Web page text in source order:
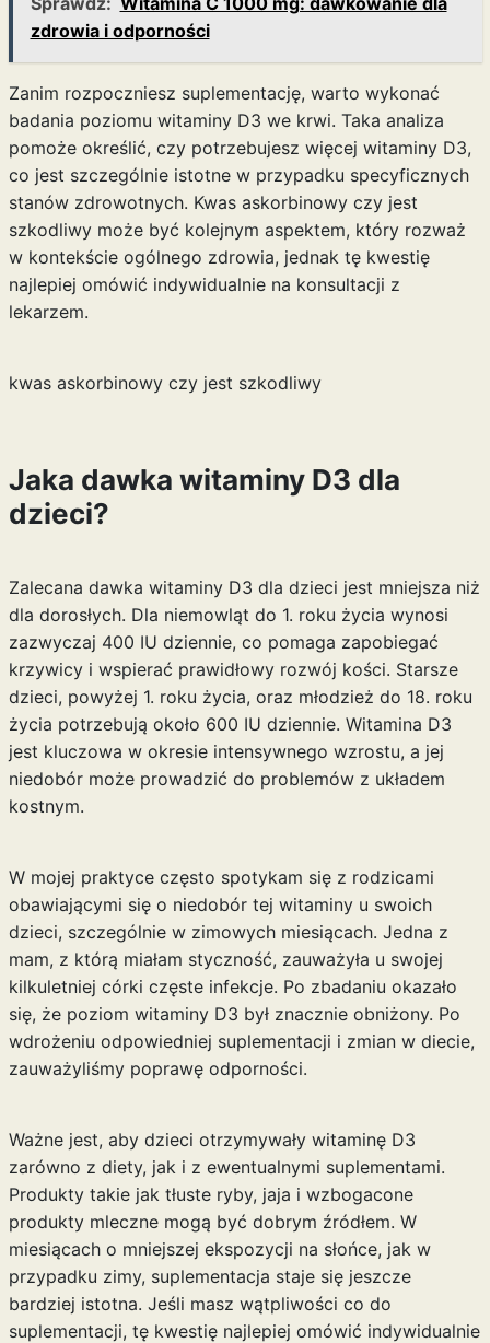
zdrowia i odporności
Zanim rozpoczniesz suplementację, warto wykonać
badania poziomu witaminy D3 we krwi. Taka analiza
pomoże określić, czy potrzebujesz więcej witaminy D3,
co jest szczególnie istotne w przypadku specyficznych
stanów zdrowotnych. Kwas askorbinowy czy jest
szkodliwymoże być kolejnym aspektem, który rozważ
w kontekście ogólnego zdrowia, jednak tę kwestię
najlepiej omówić indywidualnie na konsultacji z
lekarzem.
kwas askorbinowy czy jest szkodliwy
Jaka dawka witaminy D3 dla
dzieci?
Zalecana dawka witaminy D3 dla dzieci jest mniejsza niż
dla dorosłych. Dla niemowląt do 1. roku życia wynosi
zazwyczaj 400 IU dziennie, co pomaga zapobiegać
krzywicy i wspierać prawidłowy rozwój kości. Starsze
dzieci, powyżej 1. roku życia, oraz młodzież do 18. roku
życia potrzebują około 600 IU dziennie. Witamina D3
jest kluczowa w okresie intensywnego wzrostu, a jej
niedobór może prowadzić do problemów z układem
kostnym.
W mojej praktyce często spotykam się z rodzicami
obawiającymi się o niedobór tej witaminy u swoich
dzieci, szczególnie w zimowych miesiącach. Jedna z
mam, z którą miałam styczność, zauważyła u swojej
kilkuletniej córki częste infekcje. Po zbadaniu okazało
się, że poziom witaminy D3 był znacznie obniżony. Po
wdrożeniu odpowiedniej suplementacji i zmian w diecie,
zauważyliśmy poprawę odporności.
Ważne jest, aby dzieci otrzymywały witaminę D3
zarówno z diety, jak i z ewentualnymi suplementami.
Produkty takie jak tłuste ryby, jaja i wzbogacone
produkty mleczne mogą być dobrym źródłem. W
miesiącach o mniejszej ekspozycji na słońce, jak w
przypadku zimy, suplementacja staje się jeszcze
bardziej istotna. Jeśli masz wątpliwości co do
suplementacji, tę kwestię najlepiej omówić indywidualnie